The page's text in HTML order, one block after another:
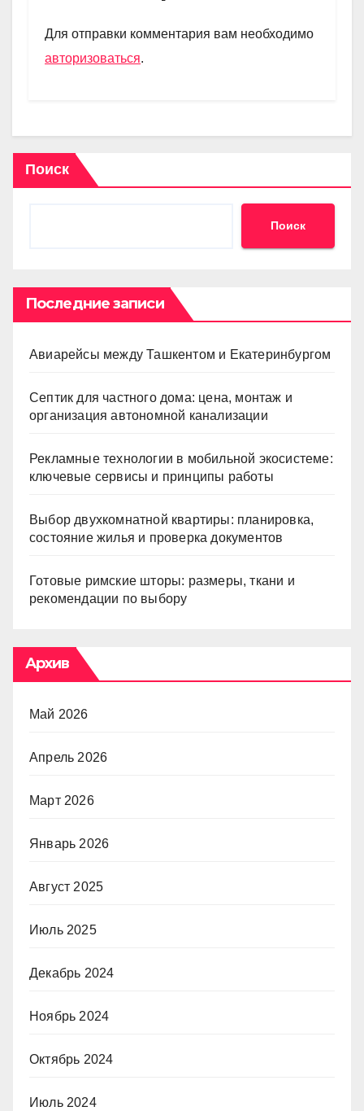
m p
p
a
и
Для отправки комментария вам необходимо
авторизоваться.
Поиск
Поиск
Последние записи
Авиарейсы между Ташкентом и Екатеринбургом
Септик для частного дома: цена, монтаж и
организация автономной канализации
Рекламные технологии в мобильной экосистеме:
ключевые сервисы и принципы работы
Выбор двухкомнатной квартиры: планировка,
состояние жилья и проверка документов
Готовые римские шторы: размеры, ткани и
рекомендации по выбору
Архив
Май 2026
Апрель 2026
Март 2026
Январь 2026
Август 2025
Июль 2025
Декабрь 2024
Ноябрь 2024
Октябрь 2024
Июль 2024